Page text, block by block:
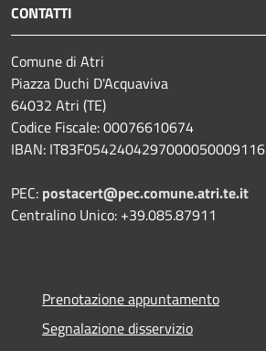
CONTATTI
Comune di Atri
Piazza Duchi D'Acquaviva
64032 Atri (TE)
Codice Fiscale: 00076610674
IBAN: IT83F0542404297000050009116
PEC: postacert@pec.comune.atri.te.it
Centralino Unico: +39.085.87911
Prenotazione appuntamento
Segnalazione disservizio